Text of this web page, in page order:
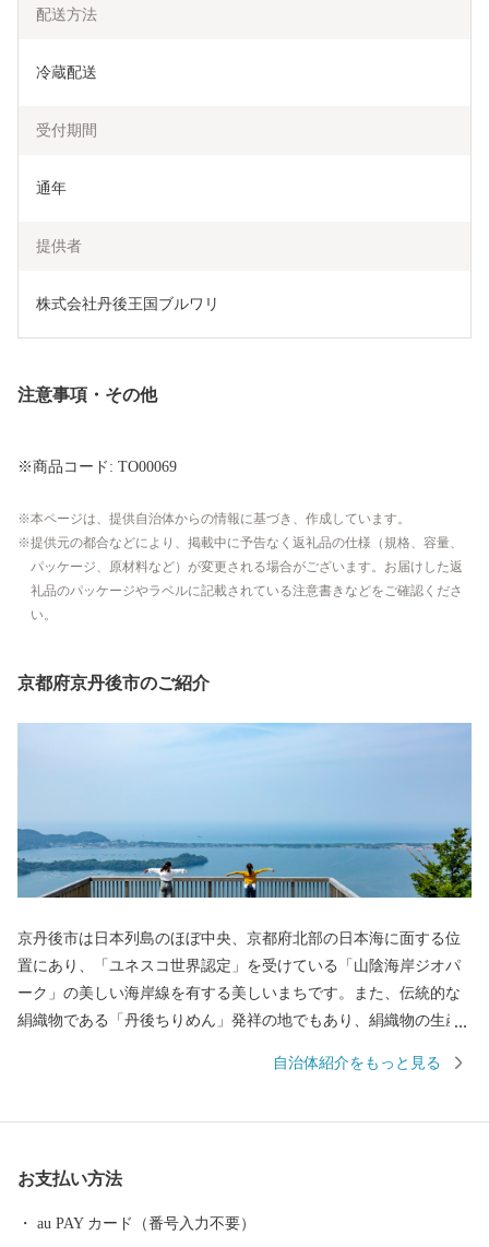
配送方法
冷蔵配送
受付期間
通年
提供者
株式会社丹後王国ブルワリ
注意事項・その他
※商品コード: TO00069
本ページは、提供自治体からの情報に基づき、作成しています。
提供元の都合などにより、掲載中に予告なく返礼品の仕様（規格、容量、
パッケージ、原材料など）が変更される場合がございます。お届けした返
礼品のパッケージやラベルに記載されている注意書きなどをご確認くださ
い。
京都府京丹後市のご紹介
京丹後市は日本列島のほぼ中央、京都府北部の日本海に面する位
置にあり、「ユネスコ世界認定」を受けている「山陰海岸ジオパ
ーク」の美しい海岸線を有する美しいまちです。また、伝統的な
絹織物である「丹後ちりめん」発祥の地でもあり、絹織物の生産
て、多くの方に応援していただき、"ふるさと京丹後"をもっとも
と納税で頂戴しましたご寄附は、まちづくりのための様々な事業
自治体紹介をもっと見る
お支払い方法
au PAY カード（番号入力不要）